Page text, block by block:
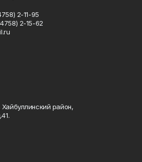
2-11-95
2-15-62
район,